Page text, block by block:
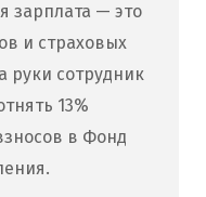
зарплата — это
и страховых
руки сотрудник
13%
в Фонд